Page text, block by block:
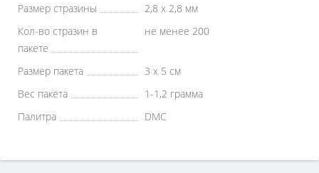
Размер стразины
2,8 х 2,8 мм
Кол-во стразин в
пакете
не менее 200
Размер пакета
3 х 5 см
Вес пакета
1-1,2 грамма
Палитра
DMC